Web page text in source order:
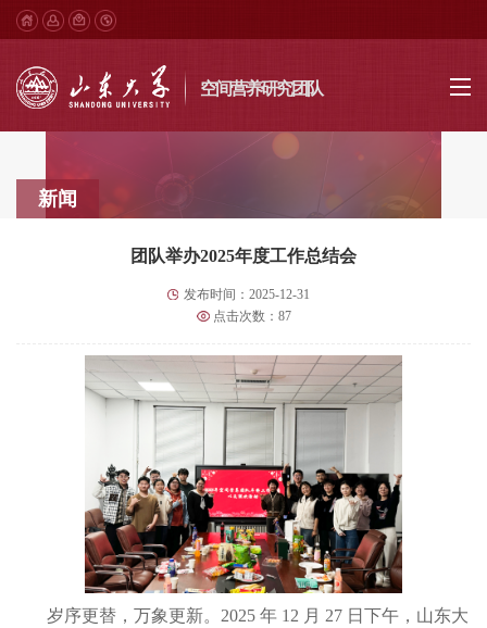
空间营养研究团队
新闻
团队举办2025年度工作总结会
发布时间：2025-12-31
点击次数： 87
岁序更替，万象更新。 2025 年 12 月 27 日下午，山东大